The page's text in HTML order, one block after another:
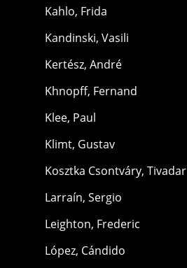
Kahlo, Frida
Kandinski, Vasili
Kertész, André
Khnopff, Fernand
Klee, Paul
Klimt, Gustav
Kosztka Csontváry, Tivadar
Larraín, Sergio
Leighton, Frederic
López, Cándido